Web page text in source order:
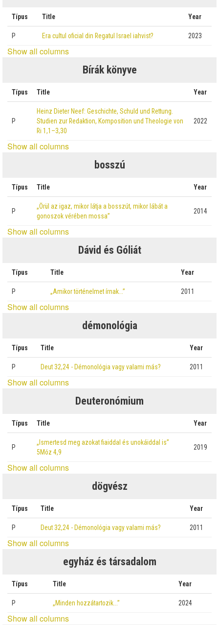
Típus Title Year
P Era cultul oficial din Regatul Israel iahvist? 2023
Show all columns
Bírák könyve
Típus Title Year
P
Heinz Dieter Neef: Geschichte, Schuld und Rettung.
Studien zur Redaktion, Komposition und Theologie von
Ri 1,1–3,30
2022
Show all columns
bosszú
Típus Title Year
P
„Örül az igaz, mikor látja a bosszút, mikor lábát a
gonoszok vérében mossa”
2014
Show all columns
Dávid és Góliát
Típus Title Year
P „Amikor történelmet írnak…” 2011
Show all columns
démonológia
Típus Title Year
P Deut 32,24 - Démonológia vagy valami más? 2011
Show all columns
Deuteronómium
Típus Title Year
P
„Ismertesd meg azokat fiaiddal és unokáiddal is”
5Móz 4,9
2019
Show all columns
dögvész
Típus Title Year
P Deut 32,24 - Démonológia vagy valami más? 2011
Show all columns
egyház és társadalom
Típus Title Year
P „Minden hozzátartozik…” 2024
Show all columns